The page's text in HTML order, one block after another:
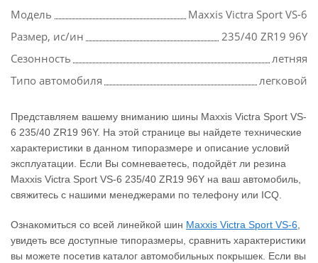
Модель
Maxxis Victra Sport VS-6
Размер, ис/ин
235/40 ZR19 96Y
Сезонность
летняя
Типо автомобиля
легковой
Представляем вашему вниманию шины Maxxis Victra Sport VS-
6 235/40 ZR19 96Y. На этой странице вы найдете технические
характеристики в данном типоразмере и описание условий
эксплуатации. Если Вы сомневаетесь, подойдёт ли резина
Maxxis Victra Sport VS-6 235/40 ZR19 96Y на ваш автомобиль,
свяжитесь с нашими менеджерами по телефону или ICQ.
Ознакомиться со всей линейкой шин Maxxis Victra Sport VS-6,
увидеть все доступные типоразмеры, сравнить характеристики
вы можете посетив каталог автомобильных покрышек. Если вы